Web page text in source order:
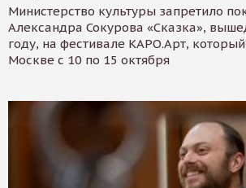
Министерство культуры запретило
Александра Сокурова «Сказка»,
году, на фестивале КАРО.Арт,
Москве с 10 по 15 октября